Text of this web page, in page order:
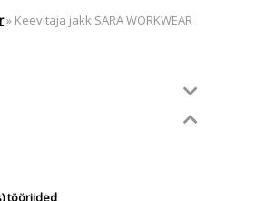
» Keevitaja jakk SARA WORKWEAR
tööriided